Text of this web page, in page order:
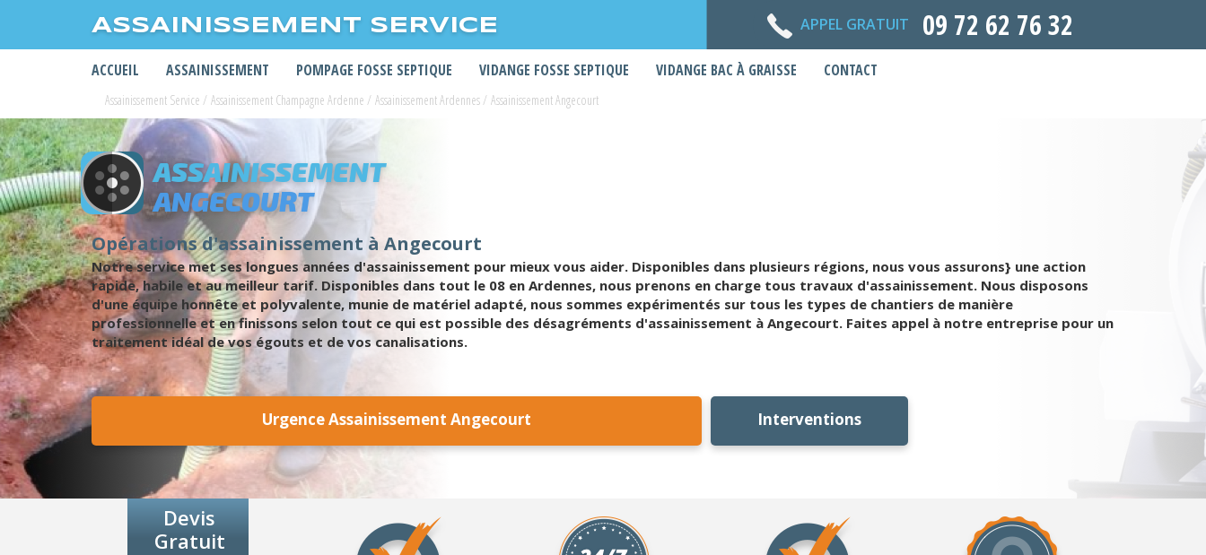
ASSAINISSEMENT SERVICE APPEL GRATUIT 09 72 62 76 32
ACCUEIL ASSAINISSEMENT POMPAGE FOSSE SEPTIQUE VIDANGE FOSSE SEPTIQUE VIDANGE BAC À GRAISSE CONTACT
Assainissement Service / Assainissement Champagne Ardenne / Assainissement Ardennes/ Assainissement Angecourt
ASSAINISSEMENT
ANGECOURT
Opérations d'assainissement à Angecourt
Notre service met ses longues années d'assainissement pour mieux vous aider. Disponibles dans plusieurs régions, nous vous assurons} une action
rapide, habile et au meilleur tarif. Disponibles dans tout le 08 en Ardennes, nous prenons en charge tous travaux d'assainissement. Nous disposons
d'une équipe honnête et polyvalente, munie de matériel adapté, nous sommes expérimentés sur tous les types de chantiers de manière
professionnelle et en finissons selon tout ce qui est possible des désagréments d'assainissement à Angecourt. Faites appel à notre entreprise pour un
traitement idéal de vos égouts et de vos canalisations.
Urgence Assainissement Angecourt Interventions
Devis
Gratuit